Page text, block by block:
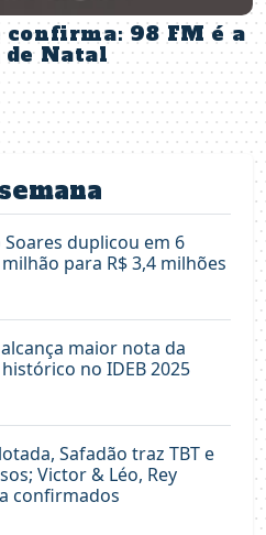
confirma: 98 FM é a
Natal
duplicou em 6
para R$ 3,4 milhões
maior nota da
no IDEB 2025
Safadão traz TBT e
Victor & Léo, Rey
confirmados